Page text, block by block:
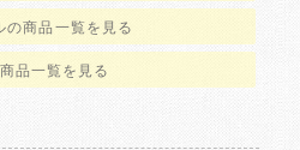
の商品一覧を見る
品一覧を見る